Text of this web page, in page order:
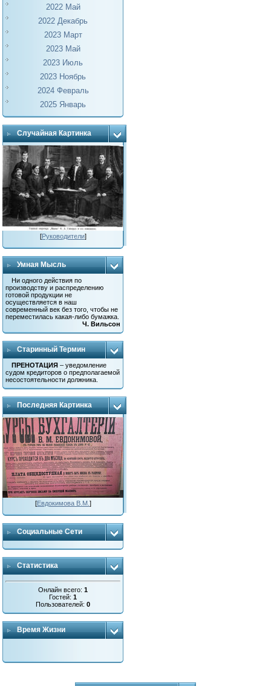
2022 Май
2022 Декабрь
2023 Март
2023 Май
2023 Июль
2023 Ноябрь
2024 Февраль
2025 Январь
Случайная Картинка
[Руководители]
Умная Мысль
Ни одного действия по
производству и распределению
готовой продукции не
осуществляется в наш
современный век без того, чтобы не
переместилась какая-либо бумажка.
Ч. Вильсон
Старинный Термин
ПРЕНОТАЦИЯ – уведомление
судом кредиторов о предполагаемой
несостоятельности должника.
Последняя Картинка
[Евдокимова В.М. ]
Социальные Сети
Статистика
Онлайн всего:1
Гостей:1
Пользователей:0
Время Жизни